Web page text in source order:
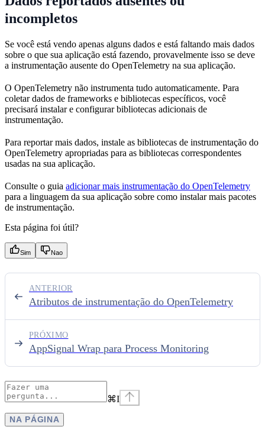
incompletos
Se você está vendo apenas alguns dados e está faltando mais dados
sobre o que sua aplicação está fazendo, provavelmente isso se deve
a instrumentação ausente do OpenTelemetry na sua aplicação.
O OpenTelemetry não instrumenta tudo automaticamente. Para
coletar dados de frameworks e bibliotecas específicos, você
precisará instalar e configurar bibliotecas adicionais de
instrumentação.
Para reportar mais dados, instale as bibliotecas de instrumentação do
OpenTelemetry apropriadas para as bibliotecas correspondentes
usadas na sua aplicação.
Consulte o guia adicionar mais instrumentação do OpenTelemetry
para a linguagem da sua aplicação sobre como instalar mais pacotes
de instrumentação.
Esta página foi útil?
Sim Nao
Atributos de instrumentação do OpenTelemetry
ANTERIOR
AppSignal Wrap para Process Monitoring
PRÓXIMO
⌘I
NA PÁGINA